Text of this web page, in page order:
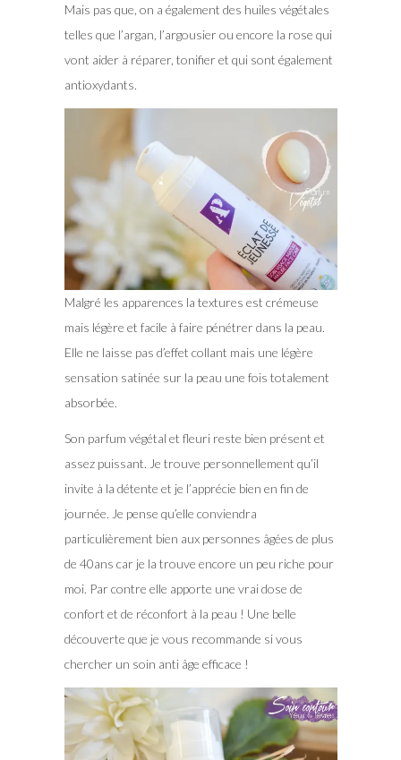
Mais pas que, on a également des huiles végétales
telles que l’argan, l’argousier ou encore la rose qui
vont aider à réparer, tonifier et qui sont également
antioxydants.
Malgré les apparences la textures est crémeuse
mais légère et facile à faire pénétrer dans la peau.
Elle ne laisse pas d’effet collant mais une légère
sensation satinée sur la peau une fois totalement
absorbée.
Son parfum végétal et fleuri reste bien présent et
assez puissant. Je trouve personnellement qu’il
invite à la détente et je l’apprécie bien en fin de
journée. Je pense qu’elle conviendra
particulièrement bien aux personnes âgées de plus
de 40ans car je la trouve encore un peu riche pour
moi. Par contre elle apporte une vrai dose de
confort et de réconfort à la peau ! Une belle
découverte que je vous recommande si vous
chercher un soin anti âge efficace !